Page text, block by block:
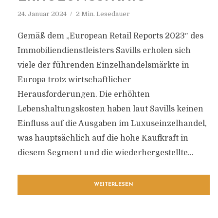
24. Januar 2024 2 Min. Lesedauer
Gemäß dem „European Retail Reports 2023″ des
Immobiliendienstleisters Savills erholen sich
viele der führenden Einzelhandelsmärkte in
Europa trotz wirtschaftlicher
Herausforderungen. Die erhöhten
Lebenshaltungskosten haben laut Savills keinen
Einfluss auf die Ausgaben im Luxuseinzelhandel,
was hauptsächlich auf die hohe Kaufkraft in
diesem Segment und die wiederhergestellte...
WEITERLESEN